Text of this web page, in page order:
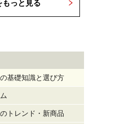
もっと見る
基礎知識と選び方
トレンド・新商品